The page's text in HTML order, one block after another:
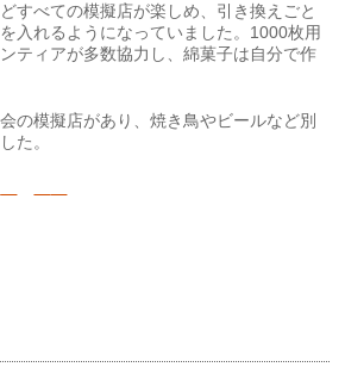
すべての模擬店が楽しめ、引き換えごと
入れるようになっていました。1000枚用
ティアが多数協力し、綿菓子は自分で作
の模擬店があり、焼き鳥やビールなど別
た。